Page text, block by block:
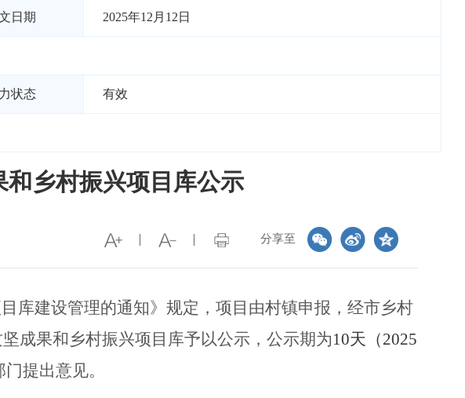
日期 2025年12月12日
状态 有效
和乡村振兴项目库公示
分享至
库建设管理的通知》规定，项目由村镇申报，经市乡村
成果和乡村振兴项目库予以公示，公示期为10天（2025
提出意见。